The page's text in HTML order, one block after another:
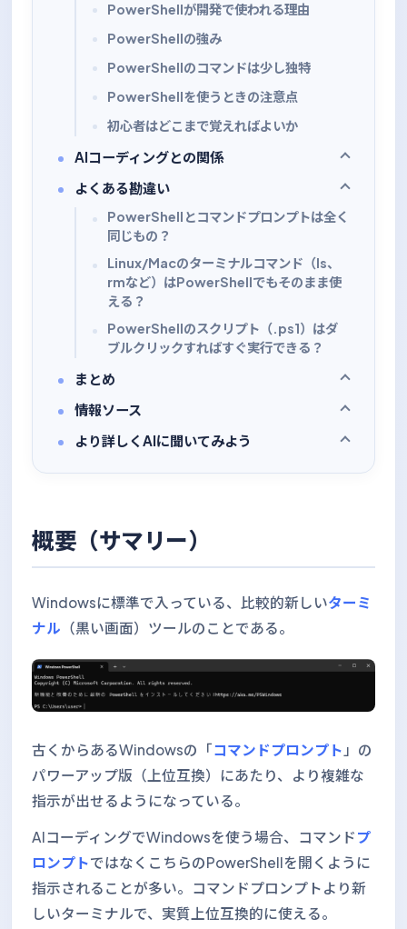
PowerShellが開発で使われる理由
PowerShellの強み
PowerShellのコマンドは少し独特
PowerShellを使うときの注意点
初心者はどこまで覚えればよいか
AIコーディングとの関係
よくある勘違い
PowerShellとコマンドプロンプトは全く
同じもの？
Linux/Macのターミナルコマンド（ls、
rmなど）はPowerShellでもそのまま使
える？
PowerShellのスクリプト（.ps1）はダ
ブルクリックすればすぐ実行できる？
まとめ
情報ソース
より詳しくAIに聞いてみよう
概要（サマリー）
Windowsに標準で入っている、比較的新しいターミ
ナル （黒い画面）ツールのことである。
古くからあるWindowsの「コマンドプロンプト 」の
パワーアップ版（上位互換）にあたり、より複雑な
指示が出せるようになっている。
AIコーディングでWindowsを使う場合、コマンド プ
ロンプトではなくこちらのPowerShellを開くように
指示されることが多い。コマンドプロンプトより新
しいターミナルで、実質上位互換的に使える。